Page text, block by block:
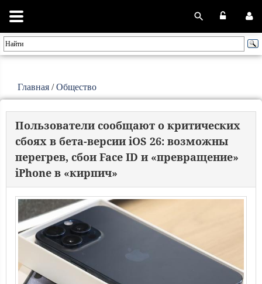
Главная /Общество
Пользователи сообщают о критических
сбоях в бета-версии iOS 26: возможны
перегрев, сбои Face ID и «превращение»
iPhone в «кирпич»